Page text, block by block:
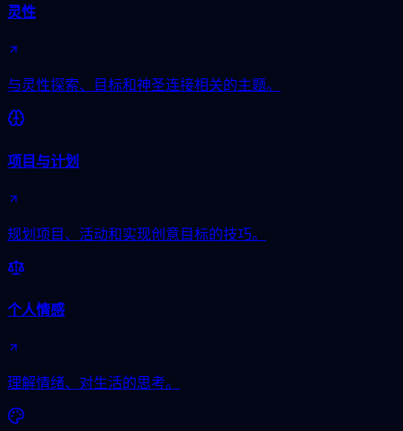
灵性
与灵性探索、目标和神圣连接相关的主题。
项目与计划
规划项目、活动和实现创意目标的技巧。
个人情感
理解情绪、对生活的思考。